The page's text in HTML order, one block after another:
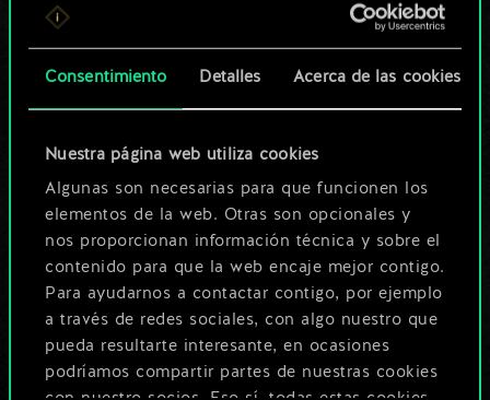
Consentimiento Detalles Acerca de las cookies
Nuestra página web utiliza cookies
Algunas son necesarias para que funcionen los
elementos de la web. Otras son opcionales y
nos proporcionan información técnica y sobre el
contenido para que la web encaje mejor contigo.
Para ayudarnos a contactar contigo, por ejemplo
a través de redes sociales, con algo nuestro que
pueda resultarte interesante, en ocasiones
podríamos compartir partes de nuestras cookies
un conjunto de
cartas compartido.
ser mucho más!
Poner nombre a esta baraja y crear
una guía